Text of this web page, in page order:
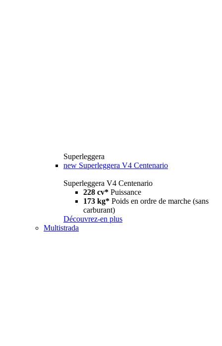
Superleggera
new Superleggera V4 Centenario
Superleggera V4 Centenario
228 cv* Puissance
173 kg* Poids en ordre de marche (sans
carburant)
Découvrez-en plus
Multistrada